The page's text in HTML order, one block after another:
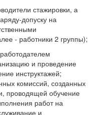
стажировки, а
допуску на
- работники 2 группы);
и проведение
инструктажей;
комиссий, созданных
проводящей обучение
работ на
и